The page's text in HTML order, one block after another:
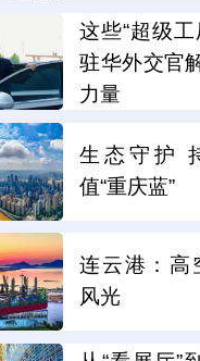
这些“超级工
驻华外交官
力量
生态守护
值“重庆蓝”
连云港：高
风光